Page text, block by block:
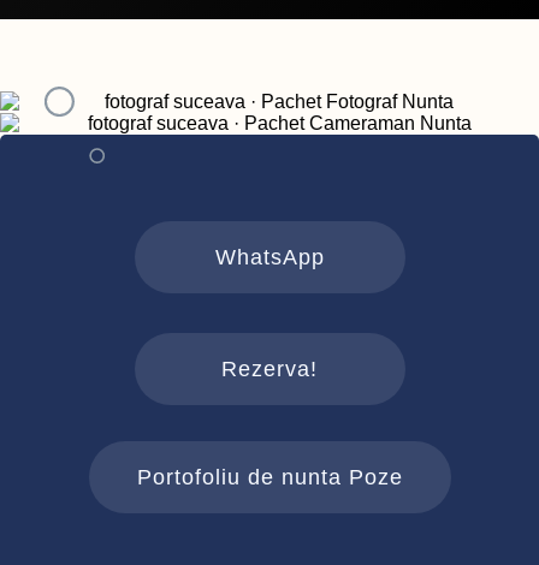
WhatsApp
Rezerva!
Portofoliu de nunta Poze